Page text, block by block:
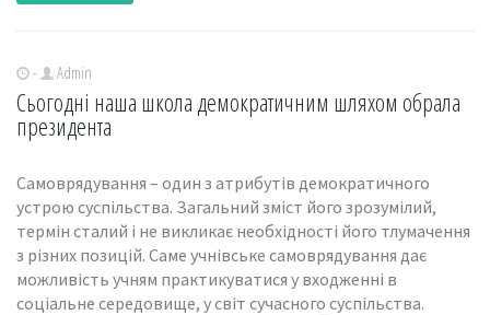
- Admin
Сьогодні наша школа демократичним шляхом обрала
президента
Самоврядування – один з атрибутів демократичного
устрою суспільства. Загальний зміст його зрозумілий,
термін сталий і не викликає необхідності його тлумачення
з різних позицій. Саме учнівське самоврядування дає
можливість учням практикуватися у входженні в
соціальне середовище, у світ сучасного суспільства.